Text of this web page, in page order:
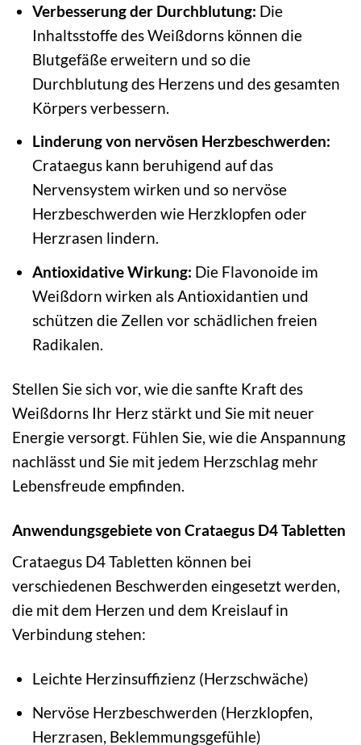
Verbesserung der Durchblutung: Die
Inhaltsstoffe des Weißdorns können die
Blutgefäße erweitern und so die
Durchblutung des Herzens und des gesamten
Körpers verbessern.
Linderung von nervösen Herzbeschwerden:
Crataegus kann beruhigend auf das
Nervensystem wirken und so nervöse
Herzbeschwerden wie Herzklopfen oder
Herzrasen lindern.
Antioxidative Wirkung: Die Flavonoide im
Weißdorn wirken als Antioxidantien und
schützen die Zellen vor schädlichen freien
Radikalen.
Stellen Sie sich vor, wie die sanfte Kraft des
Weißdorns Ihr Herz stärkt und Sie mit neuer
Energie versorgt. Fühlen Sie, wie die Anspannung
nachlässt und Sie mit jedem Herzschlag mehr
Lebensfreude empfinden.
Anwendungsgebiete von Crataegus D4 Tabletten
Crataegus D4 Tabletten können bei
verschiedenen Beschwerden eingesetzt werden,
die mit dem Herzen und dem Kreislauf in
Verbindung stehen:
Leichte Herzinsuffizienz (Herzschwäche)
Nervöse Herzbeschwerden (Herzklopfen,
Herzrasen, Beklemmungsgefühle)